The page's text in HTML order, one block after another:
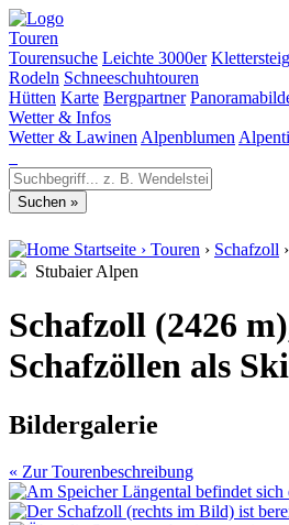
Touren
Tourensuche Leichte 3000er
Rodeln Schneeschuhtouren
Hütten Karte Bergpartner
Wetter & Infos
Wetter & Lawinen Alpenblumen
Startseite › Touren › Schafzoll ›
Stubaier Alpen
Schafzoll (2426
Schafzöllen als
Bildergalerie
« Zur Tourenbeschreibung